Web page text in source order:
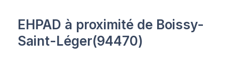
EHPAD à proximité de Boissy-
Saint-Léger(94470)